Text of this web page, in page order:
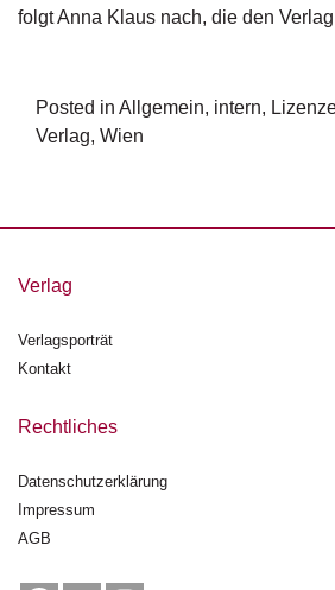
folgt Anna Klaus nach, die den
Posted in Allgemein, intern,
Verlag, Wien
Verlag
Verlagsporträt
Kontakt
Rechtliches
Datenschutzerklärung
Impressum
AGB